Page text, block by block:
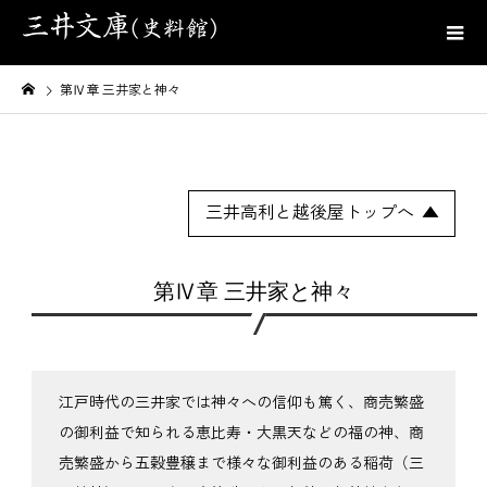
第Ⅳ章 三井家と神々
三井高利と越後屋トップへ
第Ⅳ章 三井家と神々
江戸時代の三井家では神々への信仰も篤く、商売繁盛
の御利益で知られる恵比寿・大黒天などの福の神、商
売繁盛から五穀豊穣まで様々な御利益のある稲荷（三